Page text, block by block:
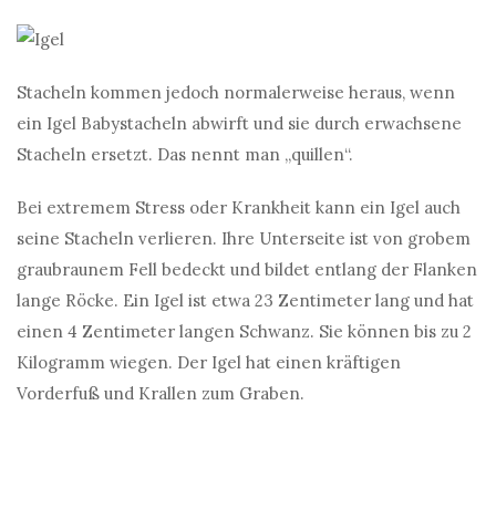
Stacheln kommen jedoch normalerweise heraus, wenn
ein Igel Babystacheln abwirft und sie durch erwachsene
Stacheln ersetzt. Das nennt man „quillen“.
Bei extremem Stress oder Krankheit kann ein Igel auch
seine Stacheln verlieren. Ihre Unterseite ist von grobem
graubraunem Fell bedeckt und bildet entlang der Flanken
lange Röcke. Ein Igel ist etwa 23 Zentimeter lang und hat
einen 4 Zentimeter langen Schwanz. Sie können bis zu 2
Kilogramm wiegen. Der Igel hat einen kräftigen
Vorderfuß und Krallen zum Graben.